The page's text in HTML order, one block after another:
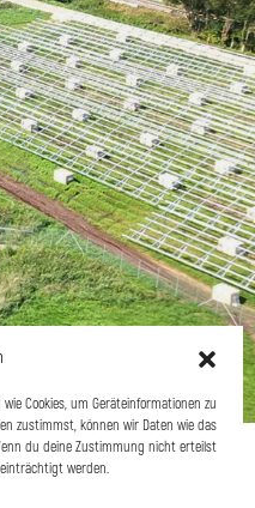
Cookies, um Geräteinformationen zu
zustimmst, können wir Daten wie das
du deine Zustimmung nicht erteilst
werden.